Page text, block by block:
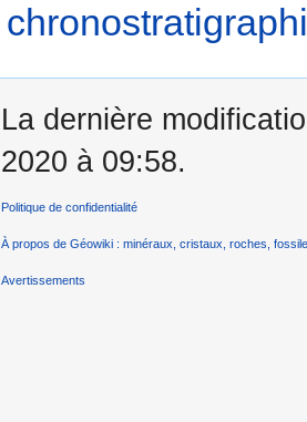
La dernière
2020 à 09:58.
Politique de confidentialité
À propos de Géowiki : minéraux, cristaux, roches,
Avertissements